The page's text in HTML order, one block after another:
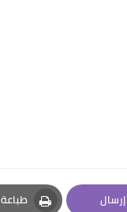
إرسال طباعة